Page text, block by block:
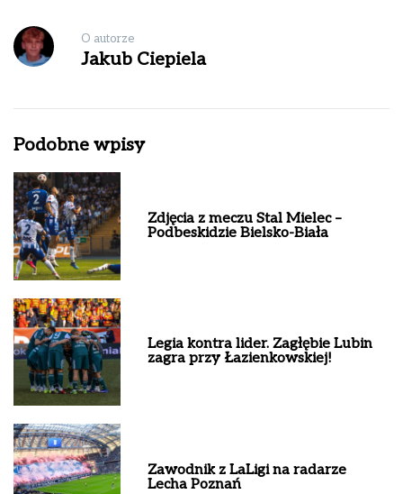
O autorze
Jakub Ciepiela
Podobne wpisy
Zdjęcia z meczu Stal Mielec –
Podbeskidzie Bielsko-Biała
Legia kontra lider. Zagłębie Lubin
zagra przy Łazienkowskiej!
Zawodnik z LaLigi na radarze
Lecha Poznań